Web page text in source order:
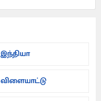
இந்தியா
விளையாட்டு